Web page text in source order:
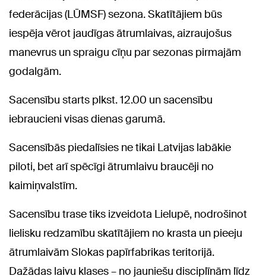
federācijas (LŪMSF) sezona. Skatītājiem būs
iespēja vērot jaudīgas ātrumlaivas, aizraujošus
manevrus un spraigu cīņu par sezonas pirmajām
godalgām.
Sacensību starts plkst. 12.00 un sacensību
iebraucieni visas dienas garumā.
Sacensībās piedalīsies ne tikai Latvijas labākie
piloti, bet arī spēcīgi ātrumlaivu braucēji no
kaimiņvalstīm.
Sacensību trase tiks izveidota Lielupē, nodrošinot
lielisku redzamību skatītājiem no krasta un pieeju
ātrumlaivām Slokas papīrfabrikas teritorijā.
Dažādas laivu klases – no jauniešu disciplīnām līdz